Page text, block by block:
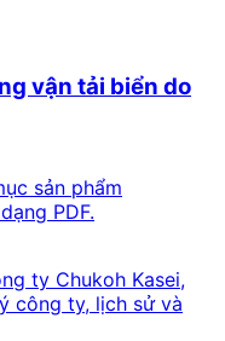
vận tải biển do
sản phẩm
PDF.
ty Chukoh Kasei,
công ty, lịch sử và